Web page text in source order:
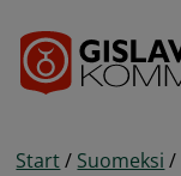
Start / Suomeksi /